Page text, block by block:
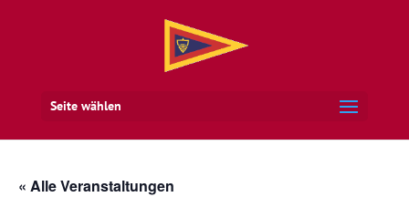
Seite wählen
« Alle Veranstaltungen